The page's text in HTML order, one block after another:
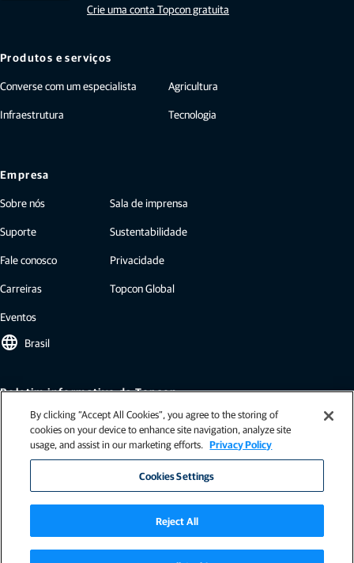
Crie uma conta Topcon gratuita
Produtos e serviços
Converse com um especialista
Infraestrutura
Agricultura
Tecnologia
Empresa
Sobre nós
Suporte
Fale conosco
Carreiras
Eventos
Sala de imprensa
Sustentabilidade
Privacidade
Topcon Global
language Brasil
Boletim informativo da Topcon
Nossos boletins informativos incluem as últimas novidades da Topcon:
estudos de caso, insights do setor, comunicados de imprensa e muito
By clicking “Accept All Cookies”, you agree to the storing of
cookies on your device to enhance site navigation, analyze site
usage, and assist in our marketing efforts. Privacy Policy
Cookies Settings
Reject All